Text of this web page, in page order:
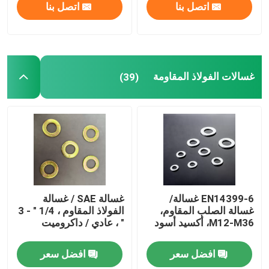
اتصل بنا اتصل بنا
غسالات الفولاذ المقاومة (39)
EN14399-6 غسالة/
غسالة الصلب المقاوم،
M12-M36، أكسيد أسود
افضل سعر
غسالة SAE / غسالة
الفولاذ المقاوم ، 1/4 " - 3
" ، عادي / داكروميت
افضل سعر